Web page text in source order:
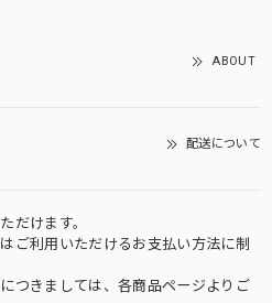
ABOUT
配送について
だけます。
ご利用いただけるお支払い方法に制
つきましては、各商品ページよりご